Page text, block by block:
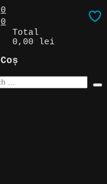
0
0
Total
0,00 lei
Coș